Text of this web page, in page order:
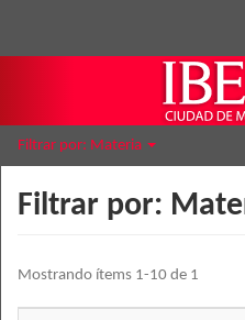
Filtrar por: Materia
Filtrar por:
Mostrando ítems 1-10 de 1